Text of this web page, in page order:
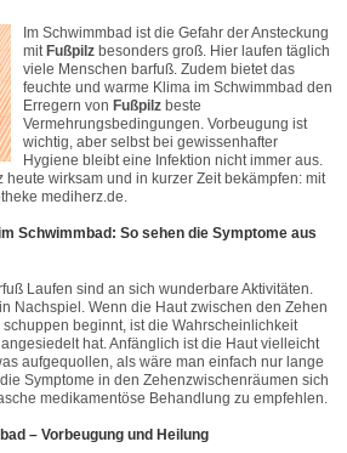
Im Schwimmbad ist die Gefahr der Ansteckung
mit Fußpilz besonders groß. Hier laufen täglich
viele Menschen barfuß. Zudem bietet das
feuchte und warme Klima im Schwimmbad den
Erregern von Fußpilz beste
Vermehrungsbedingungen. Vorbeugung ist
wichtig, aber selbst bei gewissenhafter
Hygiene bleibt eine Infektion nicht immer aus.
heute wirksam und in kurzer Zeit bekämpfen: mit
mediherz.de.
Schwimmbad: So sehen die Symptome aus
Laufen sind an sich wunderbare Aktivitäten.
Nachspiel. Wenn die Haut zwischen den Zehen
beginnt, ist die Wahrscheinlichkeit
angesiedelt hat. Anfänglich ist die Haut vielleicht
aufgequollen, als wäre man einfach nur lange
Symptome in den Zehenzwischenräumen sich
medikamentöse Behandlung zu empfehlen.
– Vorbeugung und Heilung